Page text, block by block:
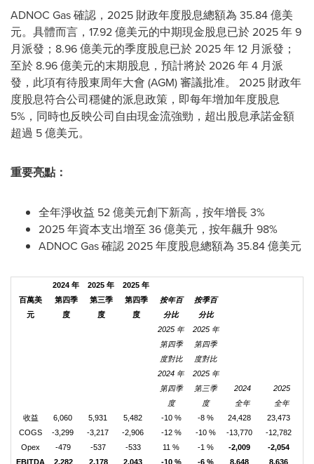
ADNOC Gas 確認，2025 財政年度股息總額為 35.84 億美
元。具體而言，17.92 億美元的中期現金股息已於 2025 年 9
月派發；8.96 億美元的季度股息已於 2025 年 12 月派發；
至於 8.96 億美元的末期股息，預計將於 2026 年 4 月派
發，此項有待股東周年大會 (AGM) 審議批准。 2025 財政年
度股息符合公司穩健的派息政策，即每年增加年度股息
5%，同時也反映公司自由現金流強勁，超出股息承諾金額
超過 5 億美元。
重要亮點：
全年淨收益 52 億美元創下新高，按年增長 3%
2025 年資本支出增至 36 億美元，按年飆升 98%
ADNOC Gas 確認 2025 年度股息總額為 35.84 億美元
百萬美
元
2024 年
第四季
度
2025 年
第三季
度
2025 年
第四季
度
按年百
分比
按季百
分比
2025 年
第四季
度對比
2024 年
第四季
度
2025 年
第四季
度對比
2025 年
第三季
度
2024
全年
2025
全年
收益
6,060 5,931 5,482 -10 % -8 % 24,428 23,473
COGS
-3,299 -3,217 -2,906 -12 % -10 % -13,770 -12,782
Opex
-479 -537 -533 11 % -1 % -2,009 -2,054
EBITDA
2,282 2,178 2,043 -10 % -6 % 8,648 8,636